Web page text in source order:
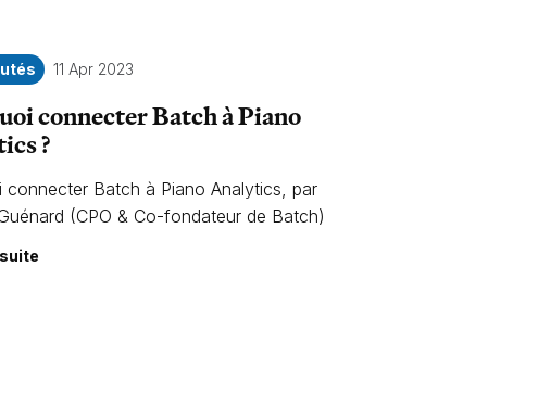
11 Apr 2023
connecter Batch à Piano
?
connecter Batch à Piano Analytics, par
(CPO & Co-fondateur de Batch)